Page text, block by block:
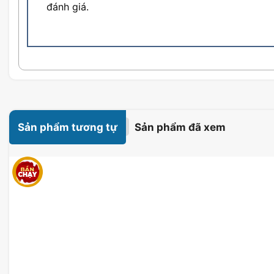
NVMe M.2 Frozr
Tốc độ truyền tải dữ liệu siêu nhanh
Ổ cứng
đọc lên tới
đánh giá.
Sản phẩm tương tự Sản phẩm đã xem